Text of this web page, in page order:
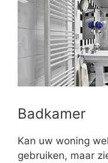
Badkamer
Kan uw woning
gebruiken, maar